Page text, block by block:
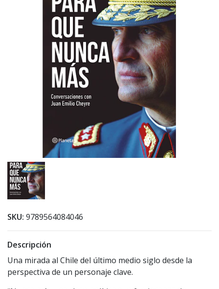
SKU: 9789564084046
Descripción
Una mirada al Chile del último medio siglo desde la
perspectiva de un personaje clave.